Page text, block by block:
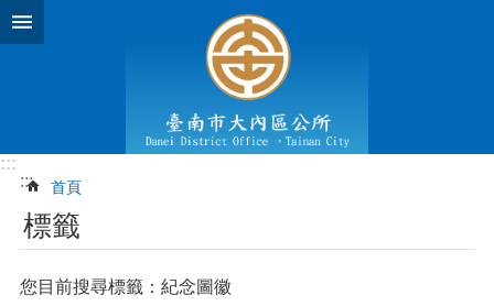
跳到主要內容區塊
:::
:::
首頁
標籤
您目前搜尋標籤：紀念圖徽